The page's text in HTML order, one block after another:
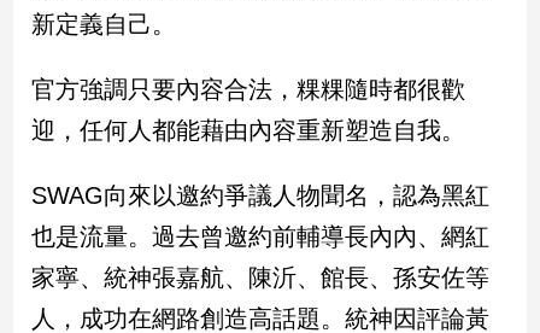
灣
觀
樂
娛
樂
星
聞
新定義自己。
官方強調只要內容合法，粿粿隨時都很歡
迎，任何人都能藉由內容重新塑造自我。
SWAG向來以邀約爭議人物聞名，認為黑紅
也是流量。過去曾邀約前輔導長內內、網紅
家寧、統神張嘉航、陳沂、館長、孫安佐等
人，成功在網路創造高話題。統神因評論黃